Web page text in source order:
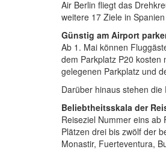
Air Berlin fliegt das
weitere 17 Ziele in
Günstig am Airport
Ab 1. Mai können
dem Parkplatz P20
gelegenen Parkplatz und
Darüber hinaus stehen
Beliebtheitsskala der
Reiseziel Nummer eins
Plätzen drei bis zwölf der
Monastir, Fuerteventura,